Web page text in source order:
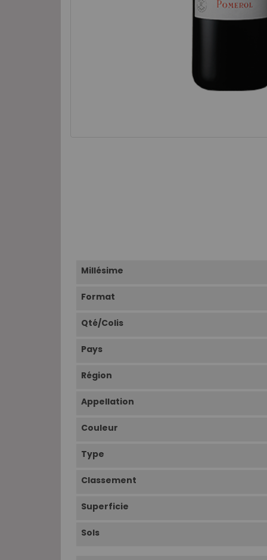
Millésime
Format
Qté/Colis
Pays
Région
Appellation
Couleur
Type
Classement
Superficie
Sols